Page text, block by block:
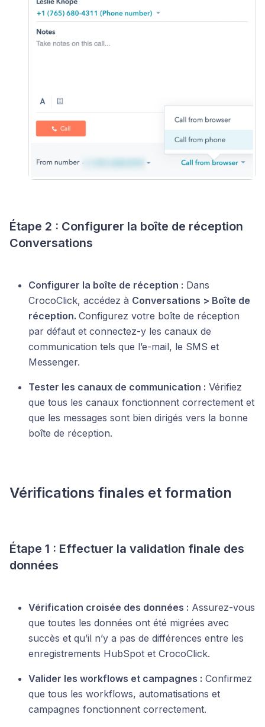
Étape 2 : Configurer la boîte de réception
Conversations
Configurer la boîte de réception : Dans
CrocoClick, accédez à Conversations > Boîte de
réception. Configurez votre boîte de réception
par défaut et connectez-y les canaux de
communication tels que l’e-mail, le SMS et
Messenger.
Tester les canaux de communication : Vérifiez
que tous les canaux fonctionnent correctement et
que les messages sont bien dirigés vers la bonne
boîte de réception.
Vérifications finales et formation
Étape 1 : Effectuer la validation finale des
données
Vérification croisée des données : Assurez-vous
que toutes les données ont été migrées avec
succès et qu’il n’y a pas de différences entre les
enregistrements HubSpot et CrocoClick.
Valider les workflows et campagnes : Confirmez
que tous les workflows, automatisations et
campagnes fonctionnent correctement.